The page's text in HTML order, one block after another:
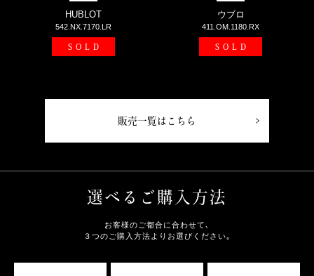
HUBLOT
542.NX.7170.LR
SOLD
ウブロ
411.OM.1180.RX
SOLD
販売一覧はこちら
選べるご購入方法
お客様のご都合に合わせて､
３つのご購入方法よりお選びください｡